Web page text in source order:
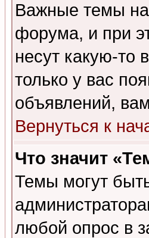
Важные темы
форума, и при
несут какую-
только у вас
объявлений,
Вернуться к
Что значит
Темы могут
любой опрос в